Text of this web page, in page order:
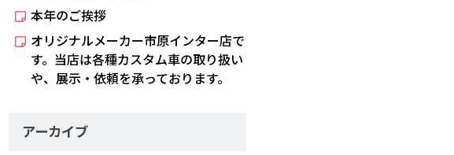
本年のご挨拶
オリジナルメーカー市原インター店で
す。当店は各種カスタム車の取り扱い
や、展示・依頼を承っております。
アーカイブ